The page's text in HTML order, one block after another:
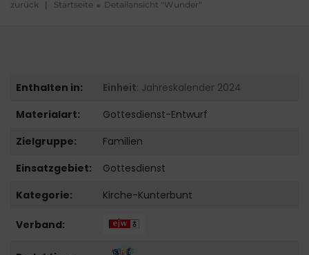
zurück | Startseite Detailansicht "Wunder"
Enthalten in: Einheit: Jahreskalender 2024
Materialart:
Gottesdienst-Entwurf
Zielgruppe:
Familien
Einsatzgebiet:
Gottesdienst
Kategorie:
Kirche-Kunterbunt
Verband: